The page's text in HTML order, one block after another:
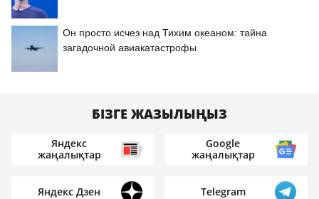
Он просто исчез над Тихим океаном: тайна
загадочной авиакатастрофы
БІЗГЕ ЖАЗЫЛЫҢЫЗ
Яндекс
жаңалықтар
Google
жаңалықтар
Яндекс Дзен Telegram